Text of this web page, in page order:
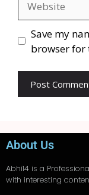
Save my
browser for
About Us
Abhi14 is a
with interesting